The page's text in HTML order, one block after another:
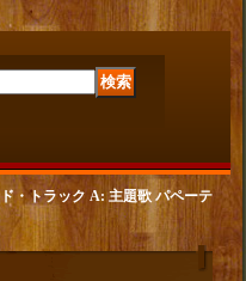
・トラック A: 主題歌 パペーテ